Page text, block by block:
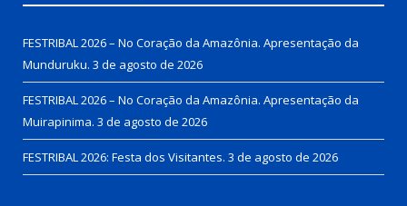
FESTRIBAL 2026 – No Coração da Amazônia. Apresentação da
Munduruku. 3 de agosto de 2026
FESTRIBAL 2026 – No Coração da Amazônia. Apresentação da
Muirapinima. 3 de agosto de 2026
FESTRIBAL 2026: Festa dos Visitantes. 3 de agosto de 2026